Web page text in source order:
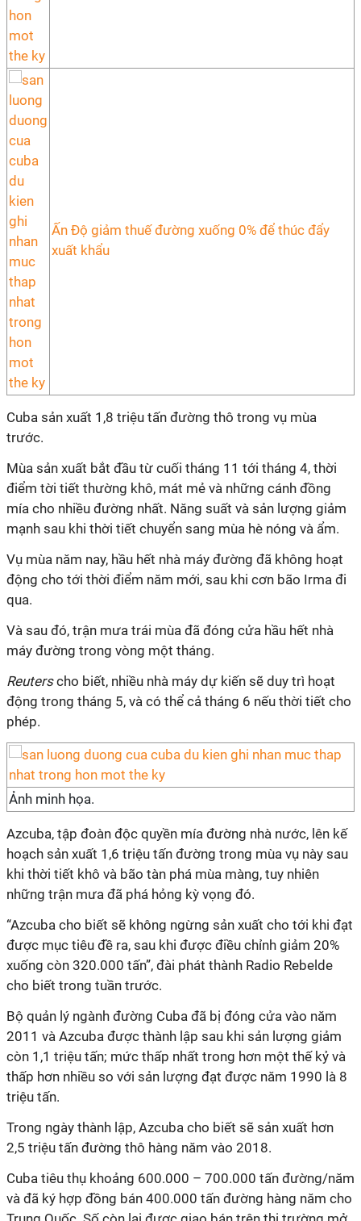
Ấn Độ giảm thuế đường xuống 0% để thúc đẩy
xuất khẩu
Cuba sản xuất 1,8 triệu tấn đường thô trong vụ mùa
trước.
Mùa sản xuất bắt đầu từ cuối tháng 11 tới tháng 4, thời
điểm tời tiết thường khô, mát mẻ và những cánh đồng
mía cho nhiều đường nhất. Năng suất và sản lượng giảm
mạnh sau khi thời tiết chuyển sang mùa hè nóng và ẩm.
Vụ mùa năm nay, hầu hết nhà máy đường đã không hoạt
động cho tới thời điểm năm mới, sau khi cơn bão Irma đi
qua.
Và sau đó, trận mưa trái mùa đã đóng cửa hầu hết nhà
máy đường trong vòng một tháng.
Reuterscho biết, nhiều nhà máy dự kiến sẽ duy trì hoạt
động trong tháng 5, và có thể cả tháng 6 nếu thời tiết cho
phép.
Ảnh minh họa.
Azcuba, tập đoàn độc quyền mía đường nhà nước, lên kế
hoạch sản xuất 1,6 triệu tấn đường trong mùa vụ này sau
khi thời tiết khô và bão tàn phá mùa màng, tuy nhiên
những trận mưa đã phá hỏng kỳ vọng đó.
“Azcuba cho biết sẽ không ngừng sản xuất cho tới khi đạt
được mục tiêu đề ra, sau khi được điều chỉnh giảm 20%
xuống còn 320.000 tấn”, đài phát thành Radio Rebelde
cho biết trong tuần trước.
Bộ quản lý ngành đường Cuba đã bị đóng cửa vào năm
2011 và Azcuba được thành lập sau khi sản lượng giảm
còn 1,1 triệu tấn; mức thấp nhất trong hơn một thế kỷ và
thấp hơn nhiều so với sản lượng đạt được năm 1990 là 8
triệu tấn.
Trong ngày thành lập, Azcuba cho biết sẽ sản xuất hơn
2,5 triệu tấn đường thô hàng năm vào 2018.
Cuba tiêu thụ khoảng 600.000 – 700.000 tấn đường/năm
và đã ký hợp đồng bán 400.000 tấn đường hàng năm cho